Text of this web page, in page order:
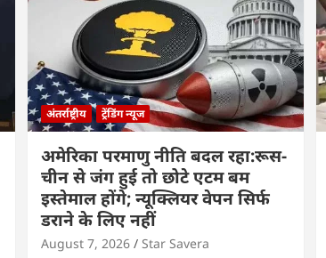
अंतर्राष्ट्रीय ट्रेंडिंग न्यूज
अमेरिका परमाणु नीति बदल रहा:रूस-
चीन से जंग हुई तो छोटे एटम बम
इस्तेमाल होंगे; न्यूक्लियर वेपन सिर्फ
डराने के लिए नहीं
August 7, 2026 Star Savera